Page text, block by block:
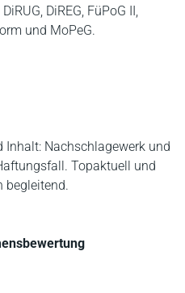
DiREG, FüPoG II,
und MoPeG.
Nachschlagewerk und
Topaktuell und
begleitend.